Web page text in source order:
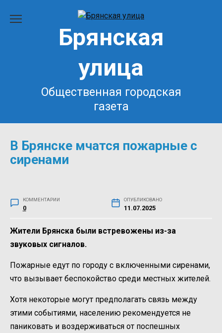
Брянская
улица
Общественная городская
газета
В Брянске мчатся пожарные с
сиренами
КОММЕНТАРИИ
0
ОПУБЛИКОВАНО
11.07.2025
Жители Брянска были встревожены из-за
звуковых сигналов.
Пожарные едут по городу с включенными сиренами,
что вызывает беспокойство среди местных жителей.
Хотя некоторые могут предполагать связь между
этими событиями, населению рекомендуется не
паниковать и воздерживаться от поспешных